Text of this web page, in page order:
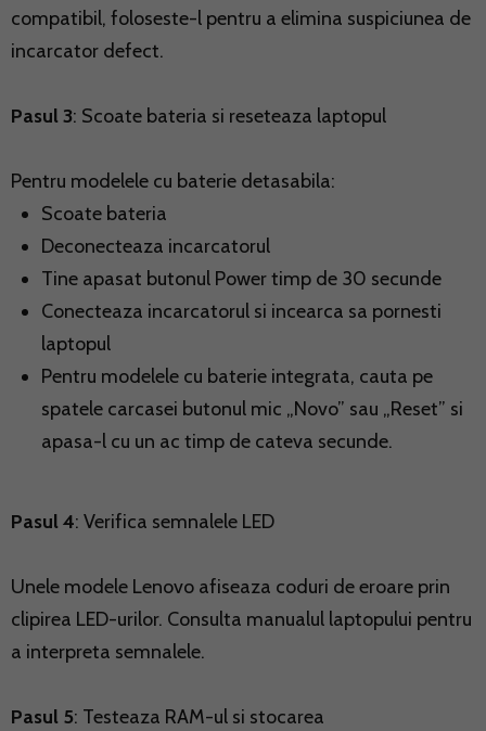
compatibil, foloseste-l pentru a elimina suspiciunea de
incarcator defect.
Pasul 3: Scoate bateria si reseteaza laptopul
Pentru modelele cu baterie detasabila:
Scoate bateria
Deconecteaza incarcatorul
Tine apasat butonul Power timp de 30 secunde
Conecteaza incarcatorul si incearca sa pornesti
laptopul
Pentru modelele cu baterie integrata, cauta pe
spatele carcasei butonul mic „Novo” sau „Reset” si
apasa-l cu un ac timp de cateva secunde.
Pasul 4: Verifica semnalele LED
Unele modele Lenovo afiseaza coduri de eroare prin
clipirea LED-urilor. Consulta manualul laptopului pentru
a interpreta semnalele.
Pasul 5: Testeaza RAM-ul si stocarea